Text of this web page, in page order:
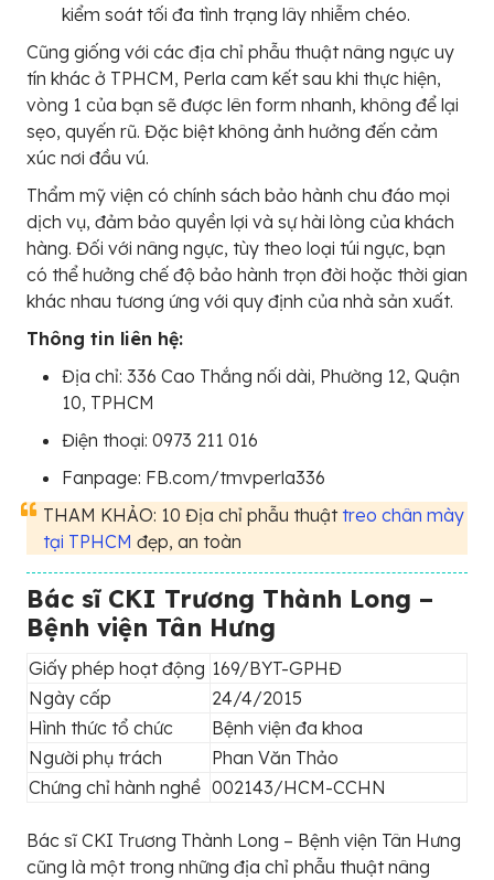
kiểm soát tối đa tình trạng lây nhiễm chéo.
Cũng giống với các địa chỉ phẫu thuật nâng ngực uy
tín khác ở TPHCM, Perla cam kết sau khi thực hiện,
vòng 1 của bạn sẽ được lên form nhanh, không để lại
sẹo, quyến rũ. Đặc biệt không ảnh hưởng đến cảm
xúc nơi đầu vú.
Thẩm mỹ viện có chính sách bảo hành chu đáo mọi
dịch vụ, đảm bảo quyền lợi và sự hài lòng của khách
hàng. Đối với nâng ngực, tùy theo loại túi ngực, bạn
có thể hưởng chế độ bảo hành trọn đời hoặc thời gian
khác nhau tương ứng với quy định của nhà sản xuất.
Thông tin liên hệ:
Địa chỉ: 336 Cao Thắng nối dài, Phường 12, Quận
10, TPHCM
Điện thoại: 0973 211 016
Fanpage: FB.com/tmvperla336
THAM KHẢO: 10 Địa chỉ phẫu thuật treo chân mày
tại TPHCM đẹp, an toàn
Bác sĩ CKI Trương Thành Long –
Bệnh viện Tân Hưng
Giấy phép hoạt động 169/BYT-GPHĐ
Ngày cấp
24/4/2015
Hình thức tổ chức
Bệnh viện đa khoa
Người phụ trách
Phan Văn Thảo
Chứng chỉ hành nghề 002143/HCM-CCHN
Bác sĩ CKI Trương Thành Long – Bệnh viện Tân Hưng
cũng là một trong những địa chỉ phẫu thuật nâng